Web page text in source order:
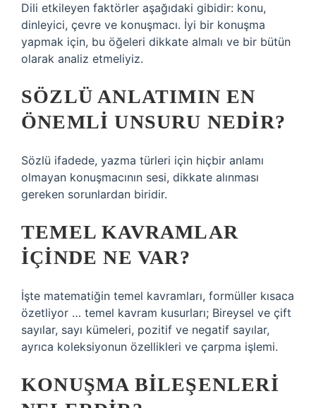
Dili etkileyen faktörler aşağıdaki gibidir: konu,
dinleyici, çevre ve konuşmacı. İyi bir konuşma
yapmak için, bu öğeleri dikkate almalı ve bir bütün
olarak analiz etmeliyiz.
SÖZLÜ ANLATIMIN EN
ÖNEMLI UNSURU NEDIR?
Sözlü ifadede, yazma türleri için hiçbir anlamı
olmayan konuşmacının sesi, dikkate alınması
gereken sorunlardan biridir.
TEMEL KAVRAMLAR
IÇINDE NE VAR?
İşte matematiğin temel kavramları, formüller kısaca
özetliyor … temel kavram kusurları; Bireysel ve çift
sayılar, sayı kümeleri, pozitif ve negatif sayılar,
ayrıca koleksiyonun özellikleri ve çarpma işlemi.
KONUŞMA BILEŞENLERI